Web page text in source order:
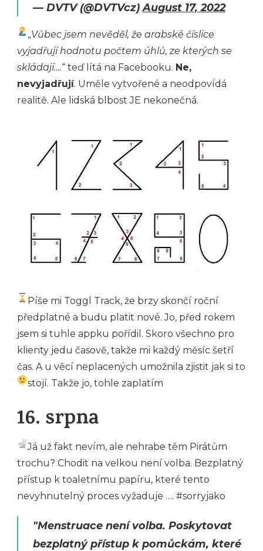
— DVTV (@DVTVcz)August 17, 2022
„Vůbec jsem nevěděl, že arabské číslice
vyjadřují hodnotu počtem úhlů, ze kterých se
skládají….“ teď lítá na Facebooku. Ne,
nevyjadřují. Uměle vytvořené a neodpovídá
realitě. Ale lidská blbost JE nekonečná.
Píše mi Toggl Track, že brzy skončí roční
předplatné a budu platit nové. Jo, před rokem
jsem si tuhle appku pořídil. Skoro všechno pro
klienty jedu časově, takže mi každý měsíc šetří
čas. A u věcí neplacených umožnila zjistit jak si to
stojí. Takže jo, tohle zaplatím
16. srpna
Já už fakt nevím, ale nehrabe těm Pirátům
trochu? Chodit na velkou není volba. Bezplatný
přístup k toaletnímu papíru, které tento
nevyhnutelný proces vyžaduje …. #sorryjako
"Menstruace není volba. Poskytovat
bezplatný přístup k pomůckám, které